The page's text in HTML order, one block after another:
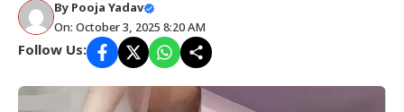
By Pooja Yadav
On: October 3, 2025 8:20 AM
Follow Us: